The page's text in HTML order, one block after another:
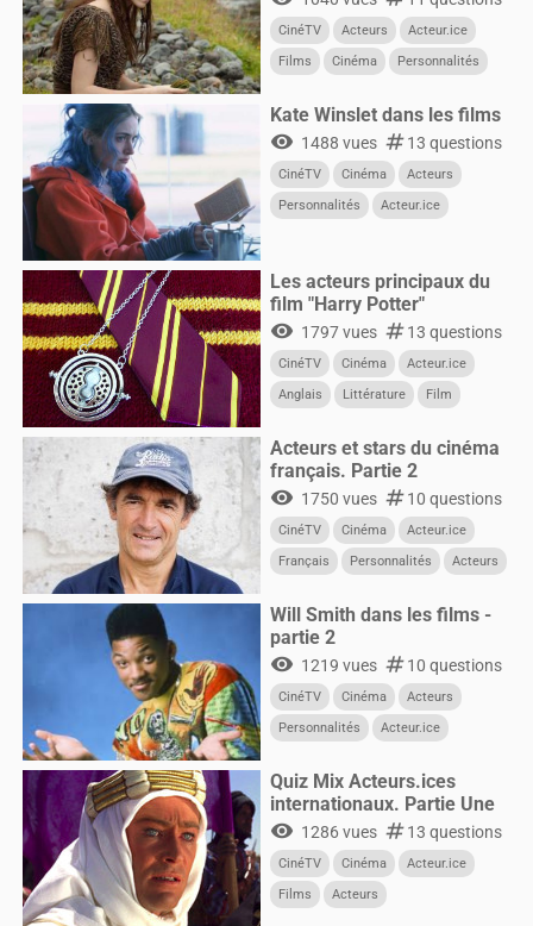
CinéTV Acteurs
Acteur.ice
Films
Cinéma Personnalités
Kate Winslet dans les films
visibility 1488 vues numbers13 questions
CinéTV Cinéma
Acteurs
Personnalités
Acteur.ice
Les acteurs principaux du
film "Harry Potter"
visibility 1797 vues numbers13 questions
CinéTV Cinéma
Acteur.ice
Anglais
Littérature
Film
Acteurs et stars du cinéma
français. Partie 2
visibility 1750 vues numbers10 questions
CinéTV Cinéma
Acteur.ice
Français
Personnalités Acteurs
Will Smith dans les films -
partie 2
visibility 1219 vues numbers10 questions
CinéTV Cinéma
Acteurs
Personnalités
Acteur.ice
Quiz Mix Acteurs.ices
internationaux. Partie Une
visibility 1286 vues numbers13 questions
CinéTV Cinéma
Acteur.ice
Films
Acteurs